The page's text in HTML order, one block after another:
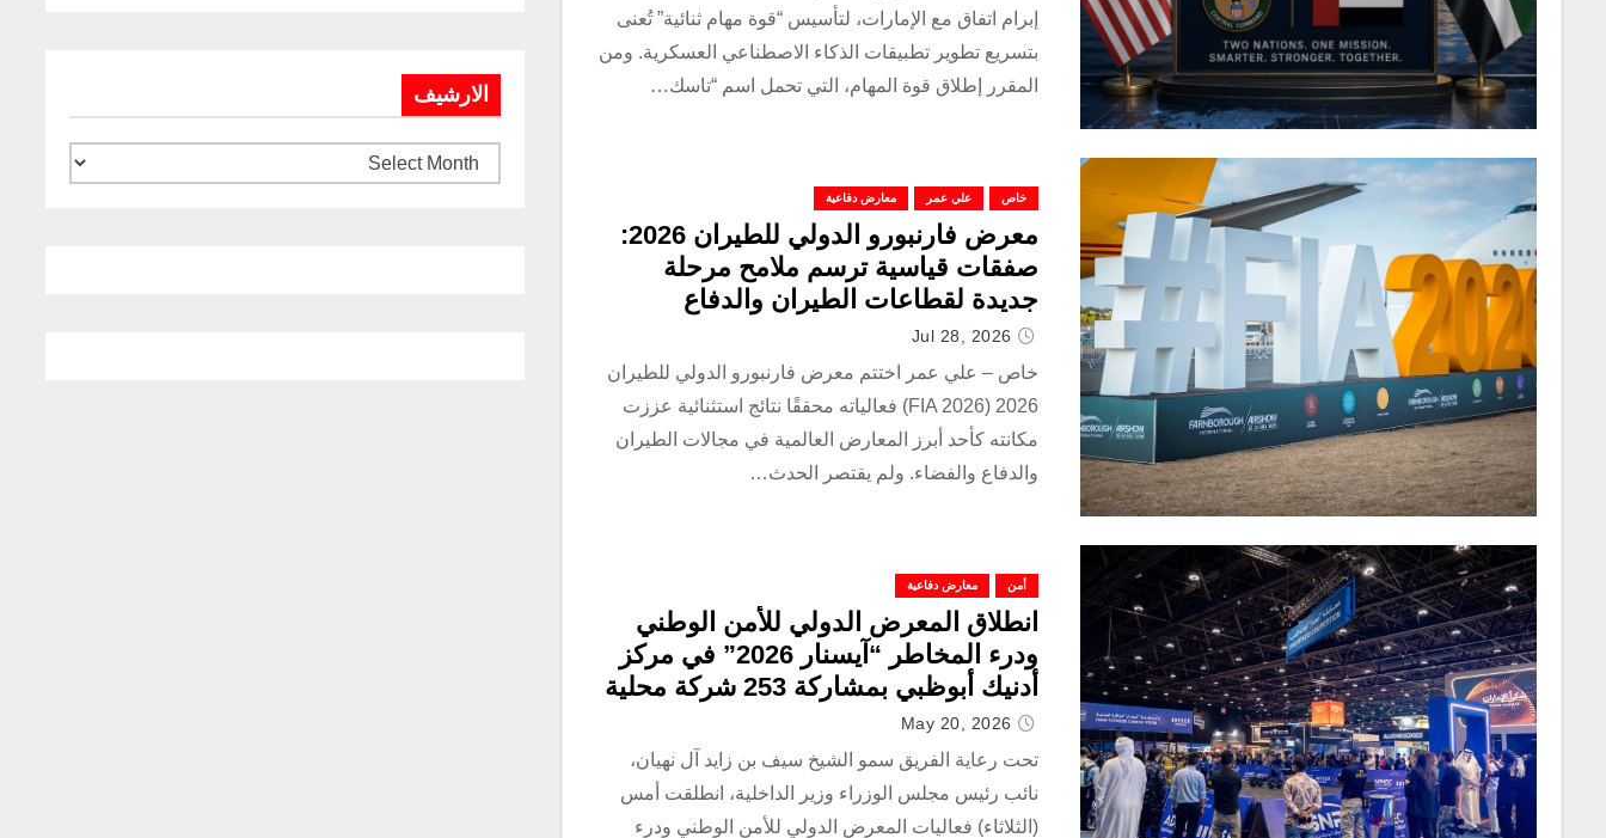
إبرام اتفاق مع الإمارات، لتأسيس “قوة مهام ثنائية” تُعنى
بتسريع تطوير تطبيقات الذكاء الاصطناعي العسكرية. ومن
المقرر إطلاق قوة المهام، التي تحمل اسم “تاسك…
خاص علي عمر معارض دفاعية
معرض فارنبورو الدولي للطيران 2026:
صفقات قياسية ترسم ملامح مرحلة
جديدة لقطاعات الطيران والدفاع
والفضاء
Jul 28, 2026
خاص – علي عمر اختتم معرض فارنبورو الدولي للطيران
2026 (FIA 2026) فعالياته محققًا نتائج استثنائية عززت
مكانته كأحد أبرز المعارض العالمية في مجالات الطيران
والدفاع والفضاء. ولم يقتصر الحدث…
أمن معارض دفاعية
انطلاق المعرض الدولي للأمن الوطني
ودرء المخاطر “آيسنار 2026” في مركز
أدنيك أبوظبي بمشاركة 253 شركة محلية
وعالمية
May 20, 2026
تحت رعاية الفريق سمو الشيخ سيف بن زايد آل نهيان،
نائب رئيس مجلس الوزراء وزير الداخلية، انطلقت أمس
(الثلاثاء) فعاليات المعرض الدولي للأمن الوطني ودرء
الارشيف